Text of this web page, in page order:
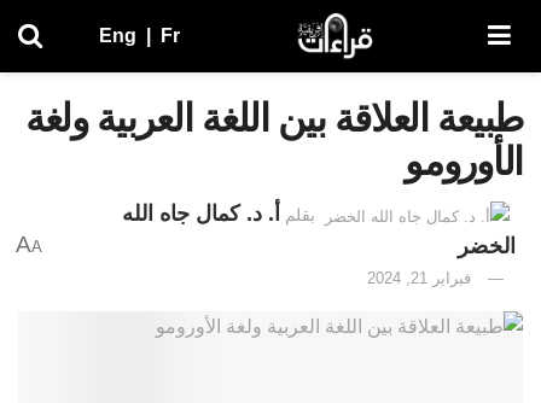
Eng Fr
طبيعة العلاقة بين اللغة العربية ولغة
الأورومو
بقلم أ. د. كمال جاه الله
الخضر
فبراير 21, 2024
A
A